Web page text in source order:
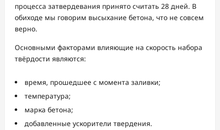
процесса затвердевания принято считать 28 дней. В
обиходе мы говорим высыхание бетона, что не совсем
верно.
Основными факторами влияющие на скорость набора
твёрдости являются:
время, прошедшее с момента заливки;
температура;
марка бетона;
добавленные ускорители твердения.